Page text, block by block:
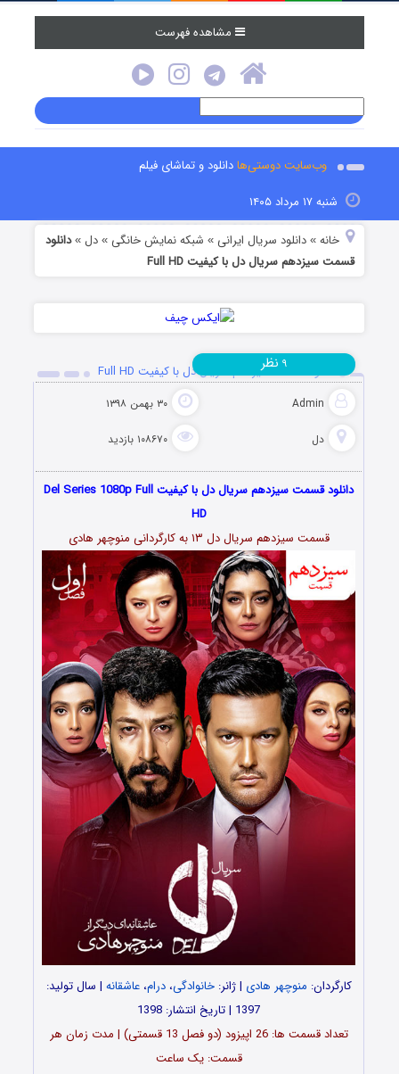
مشاهده فهرست
وب‌سایت دوستی‌هادانلود و تماشای فیلم
شنبه ۱۷ مرداد ۱۴۰۵
خانه »دانلود سریال ایرانی » شبکه نمایش خانگی »دل »دانلود
قسمت سیزدهم سریال دل با کیفیت Full HD
دانلود قسمت سیزدهم سریال دل با کیفیت Full HD
Admin ۳۰ بهمن ۱۳۹۸
دل ۱۰۸۶۷۰ بازدید
۹ نظر
دانلود قسمت سیزدهم سریال دل با کیفیت Del Series 1080p Full
HD
قسمت سیزدهم سریال دل ۱۳ به کارگردانی منوچهر هادی
کارگردان: منوچهر هادی | ژانر:خانوادگی،درام،عاشقانه | سال تولید:
1397 | تاریخ انتشار: 1398
تعداد قسمت ها: 26 اپیزود (دو فصل 13 قسمتی) | مدت زمان هر
قسمت: یک ساعت